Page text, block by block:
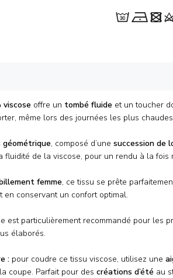
viscose offre un tombé fluide et un toucher
même lors des journées les plus
, composé d’une succession de
fluidité de la viscose, pour un rendu à la fois
femme, ce tissu se prête
en conservant un confort optimal.
est particulièrement recommandé pour les
élaborés.
: pour coudre ce tissu viscose, utilisez une
coupe. Parfait pour des créations d’été au